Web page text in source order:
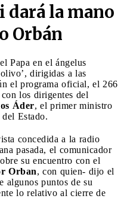
dará la mano
Orbán
Papa en el ángelus
dirigidas a las
el programa oficial, el 266
los dirigentes del
Áder, el primer ministro
Estado.
concedida a la radio
pasada, el comunicador
su encuentro con el
Orban, con quien- dijo el
algunos puntos de su
lo relativo al cierre de